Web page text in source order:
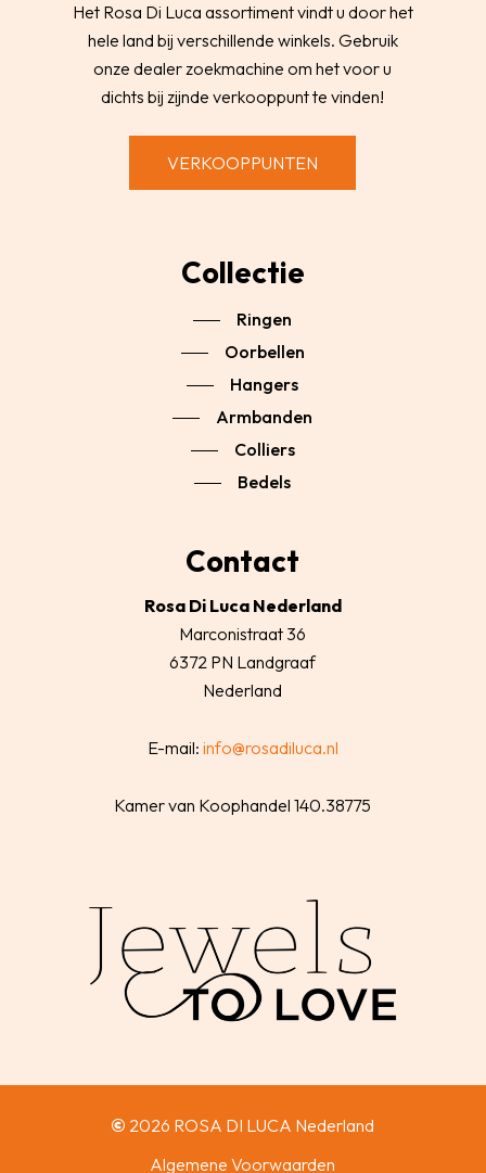
Het Rosa Di Luca assortiment vindt u door het
hele land bij verschillende winkels. Gebruik
onze dealer zoekmachine om het voor u
dichts bij zijnde verkooppunt te vinden!
VERKOOPPUNTEN
Collectie
Ringen
Oorbellen
Hangers
Armbanden
Colliers
Bedels
Contact
Rosa Di Luca Nederland
Marconistraat 36
6372 PN Landgraaf
Nederland
E-mail: info@rosadiluca.nl
Kamer van Koophandel 140.38775
© 2026 ROSA DI LUCA Nederland
Algemene Voorwaarden